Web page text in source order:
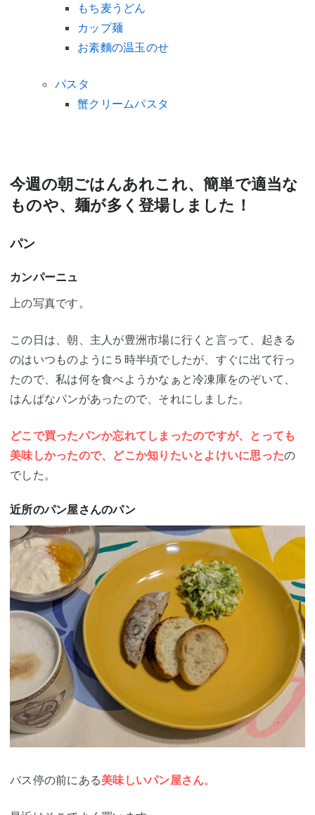
もち麦うどん
カップ麺
お素麵の温玉のせ
パスタ
蟹クリームパスタ
今週の朝ごはんあれこれ、簡単で適当な
ものや、麺が多く登場しました！
パン
カンパーニュ
上の写真です。
この日は、朝、主人が豊洲市場に行くと言って、起きる
のはいつものように５時半頃でしたが、すぐに出て行っ
たので、私は何を食べようかなぁと冷凍庫をのぞいて、
はんぱなパンがあったので、それにしました。
どこで買ったパンか忘れてしまったのですが、とっても
美味しかったので、どこか知りたいとよけいに思ったの
でした。
近所のパン屋さんのパン
バス停の前にある美味しいパン屋さん。